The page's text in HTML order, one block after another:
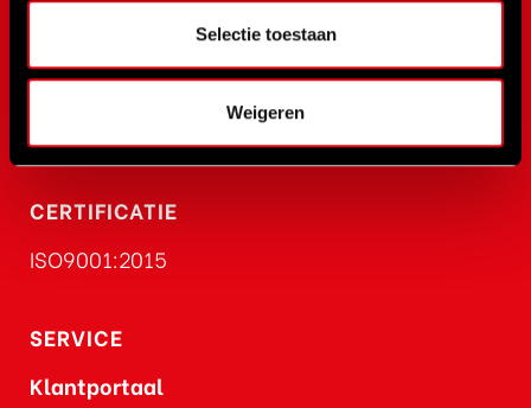
Selectie toestaan
Weigeren
Vacatures
Nieuwsbrief
CERTIFICATIE
ISO9001:2015
SERVICE
Klantportaal